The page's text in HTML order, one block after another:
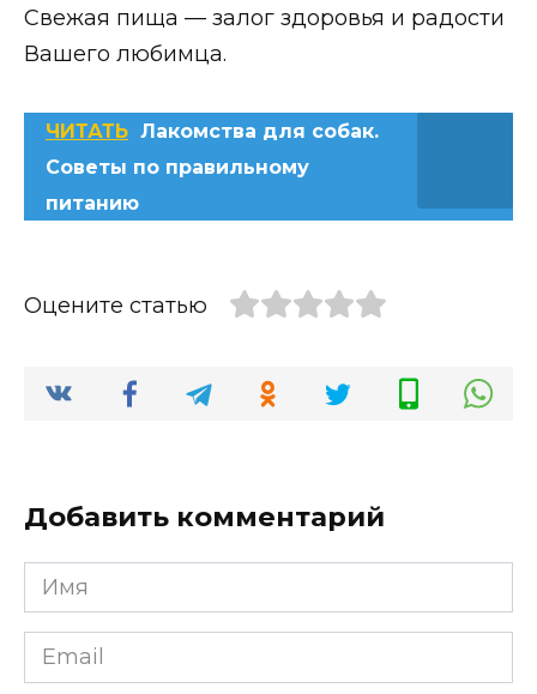
Свежая пища — залог здоровья и радости
Вашего любимца.
ЧИТАТЬ Лакомства для собак.
Советы по правильному
питанию
Оцените статью
Добавить комментарий
Имя
*
Email
*